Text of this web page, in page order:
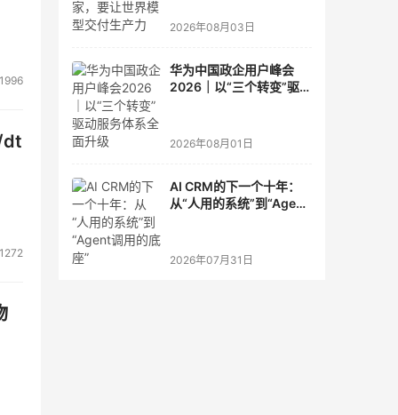
1996
dt
1272
2026年08月03日
华为中国政企用户峰会
2026｜以“三个转变”驱动
2026年08月01日
AI CRM的下一个十年：
从“人用的系统”到“Agent
2026年07月31日